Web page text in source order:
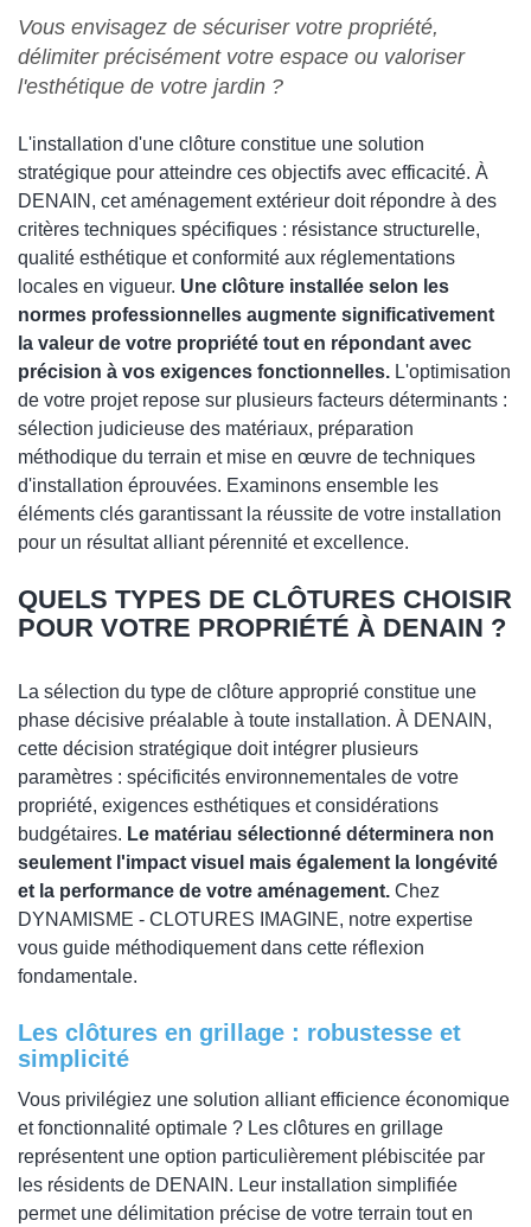
Vous envisagez de sécuriser votre propriété,
délimiter précisément votre espace ou valoriser
l'esthétique de votre jardin ?
L'installation d'une clôture constitue une solution
stratégique pour atteindre ces objectifs avec efficacité. À
DENAIN, cet aménagement extérieur doit répondre à des
critères techniques spécifiques : résistance structurelle,
qualité esthétique et conformité aux réglementations
locales en vigueur. Une clôture installée selon les
normes professionnelles augmente significativement
la valeur de votre propriété tout en répondant avec
précision à vos exigences fonctionnelles. L'optimisation
de votre projet repose sur plusieurs facteurs déterminants :
sélection judicieuse des matériaux, préparation
méthodique du terrain et mise en œuvre de techniques
d'installation éprouvées. Examinons ensemble les
éléments clés garantissant la réussite de votre installation
pour un résultat alliant pérennité et excellence.
QUELS TYPES DE CLÔTURES CHOISIR
POUR VOTRE PROPRIÉTÉ À DENAIN ?
La sélection du type de clôture approprié constitue une
phase décisive préalable à toute installation. À DENAIN,
cette décision stratégique doit intégrer plusieurs
paramètres : spécificités environnementales de votre
propriété, exigences esthétiques et considérations
budgétaires. Le matériau sélectionné déterminera non
seulement l'impact visuel mais également la longévité
et la performance de votre aménagement. Chez
DYNAMISME - CLOTURES IMAGINE, notre expertise
vous guide méthodiquement dans cette réflexion
fondamentale.
Les clôtures en grillage : robustesse et
simplicité
Vous privilégiez une solution alliant efficience économique
et fonctionnalité optimale ? Les clôtures en grillage
représentent une option particulièrement plébiscitée par
les résidents de DENAIN. Leur installation simplifiée
permet une délimitation précise de votre terrain tout en